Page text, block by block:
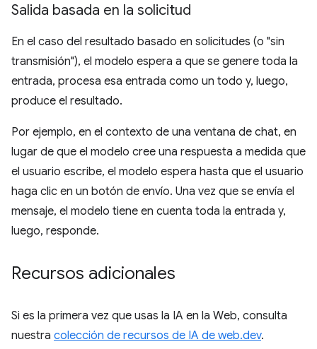
Salida basada en la solicitud
En el caso del resultado basado en solicitudes (o "sin
transmisión"), el modelo espera a que se genere toda la
entrada, procesa esa entrada como un todo y, luego,
produce el resultado.
Por ejemplo, en el contexto de una ventana de chat, en
lugar de que el modelo cree una respuesta a medida que
el usuario escribe, el modelo espera hasta que el usuario
haga clic en un botón de envío. Una vez que se envía el
mensaje, el modelo tiene en cuenta toda la entrada y,
luego, responde.
Recursos adicionales
Si es la primera vez que usas la IA en la Web, consulta
nuestra colección de recursos de IA de web.dev.